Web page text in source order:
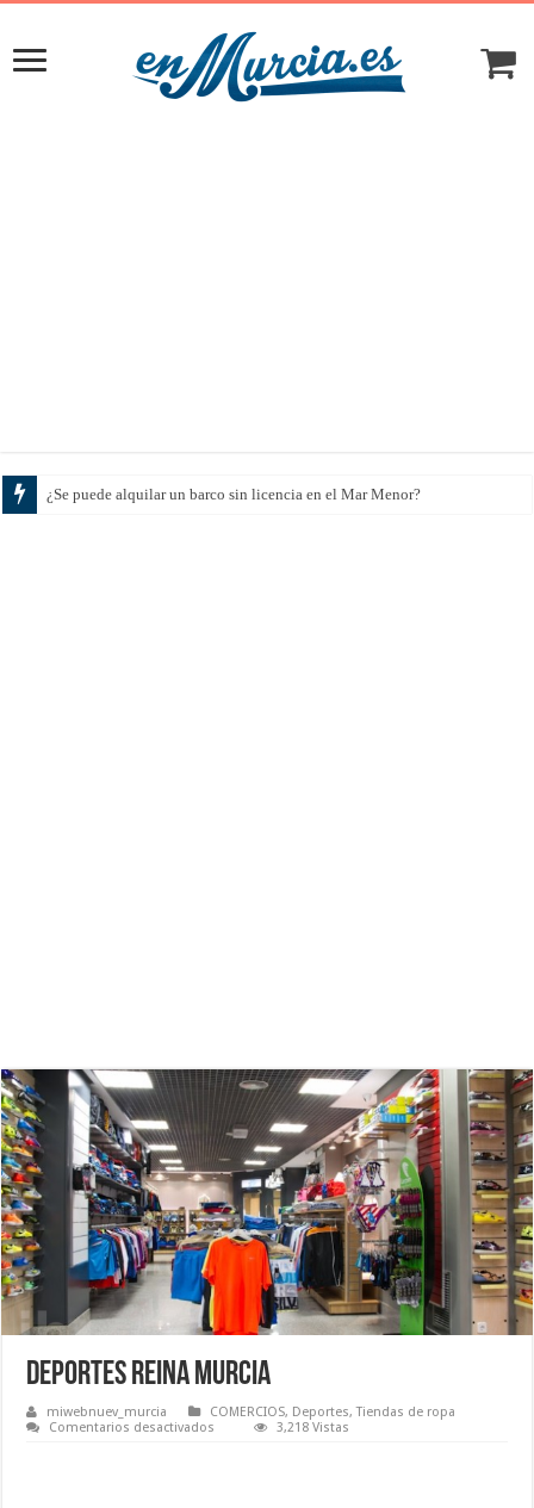
Deportes Reina Murcia
miwebnuev_murcia COMERCIOS, Deportes,Tiendas de ropa
Comentarios desactivados
3,218 Vistas